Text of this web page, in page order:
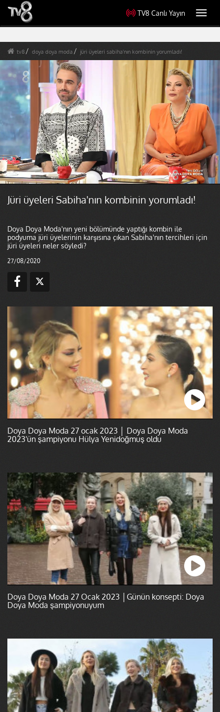
TV8 Canlı Yayın
tv8 doya doya moda jüri üyeleri sabiha'nın kombinin yorumladı!
Jüri üyeleri Sabiha'nın kombinin yorumladı!
Doya Doya Moda'nın yeni bölümünde yaptığı kombin ile
podyuma jüri üyelerinin karşısına çıkan Sabiha'nın tercihleri için
jüri üyeleri neler söyledi?
27/08/2020
Doya Doya Moda 27 ocak 2023 │ Doya Doya Moda
2023'ün şampiyonu Hülya Yenidoğmuş oldu
Doya Doya Moda 27 Ocak 2023 │Günün konsepti: Doya
Doya Moda şampiyonuyum